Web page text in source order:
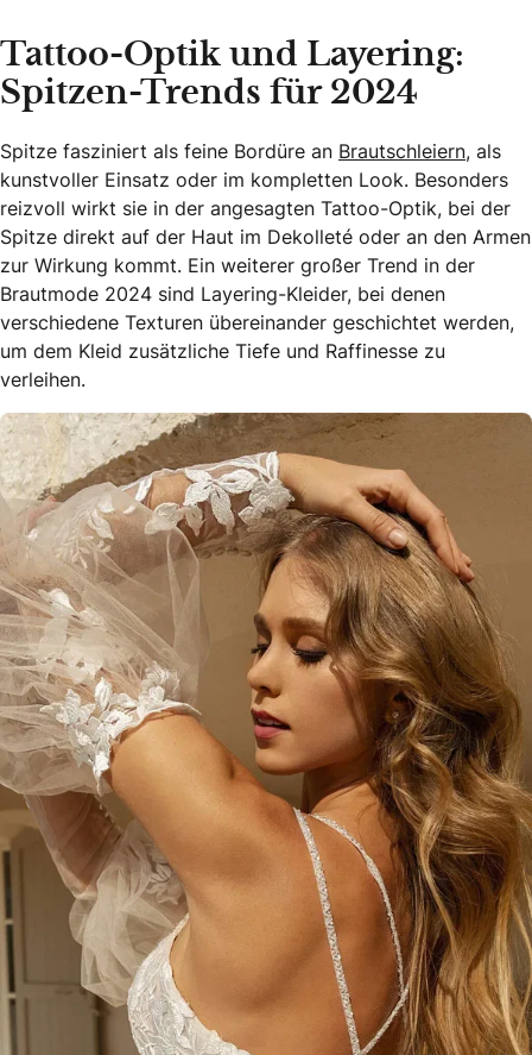
Tattoo-Optik und Layering:
Spitzen-Trends für 2024
Spitze fasziniert als feine Bordüre an Brautschleiern, als
kunstvoller Einsatz oder im kompletten Look. Besonders
reizvoll wirkt sie in der angesagten Tattoo-Optik, bei der
Spitze direkt auf der Haut im Dekolleté oder an den Armen
zur Wirkung kommt. Ein weiterer großer Trend in der
Brautmode 2024 sind Layering-Kleider, bei denen
verschiedene Texturen übereinander geschichtet werden,
um dem Kleid zusätzliche Tiefe und Raffinesse zu
verleihen.